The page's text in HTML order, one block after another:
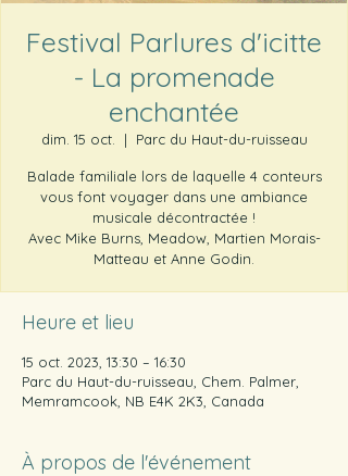
Festival Parlures d'icitte
- La promenade
enchantée
dim. 15 oct.
  |
Parc du Haut-du-ruisseau
Balade familiale lors de laquelle 4 conteurs
vous font voyager dans une ambiance
musicale décontractée !
Avec Mike Burns, Meadow, Martien Morais-
Matteau et Anne Godin.
Heure et lieu
15 oct. 2023, 13:30 – 16:30
Parc du Haut-du-ruisseau, Chem. Palmer,
Memramcook, NB E4K 2K3, Canada
À propos de l'événement